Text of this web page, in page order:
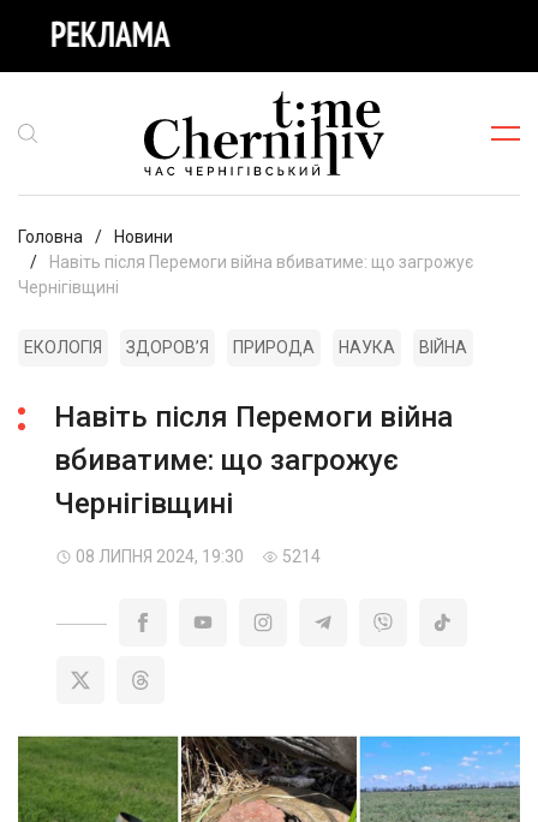
Головна
Новини
Навіть після Перемоги війна вбиватиме: що загрожує
Чернігівщині
ЕКОЛОГІЯ ЗДОРОВʼЯ ПРИРОДА НАУКА ВІЙНА
Навіть після Перемоги війна
вбиватиме: що загрожує
Чернігівщині
08 ЛИПНЯ 2024, 19:30 5214